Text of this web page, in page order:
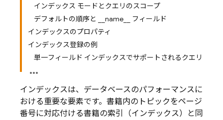
インデックス モードとクエリのスコープ
デフォルトの順序と __name__ フィールド
インデックスのプロパティ
インデックス登録の例
単一フィールド インデックスでサポートされるクエリ
インデックスは、データベースのパフォーマンスに
おける重要な要素です。書籍内のトピックをページ
番号に対応付ける書籍の索引（インデックス）と同